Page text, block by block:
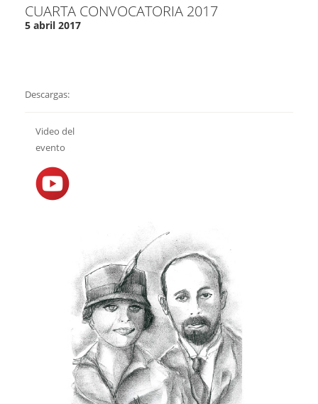
CUARTA CONVOCATORIA 2017
5 abril 2017
Descargas:
Video del
evento